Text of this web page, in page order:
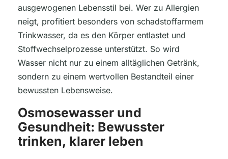
ausgewogenen Lebensstil bei. Wer zu Allergien
neigt, profitiert besonders von schadstoffarmem
Trinkwasser, da es den Körper entlastet und
Stoffwechselprozesse unterstützt. So wird
Wasser nicht nur zu einem alltäglichen Getränk,
sondern zu einem wertvollen Bestandteil einer
bewussten Lebensweise.
Osmosewasser und
Gesundheit: Bewusster
trinken, klarer leben